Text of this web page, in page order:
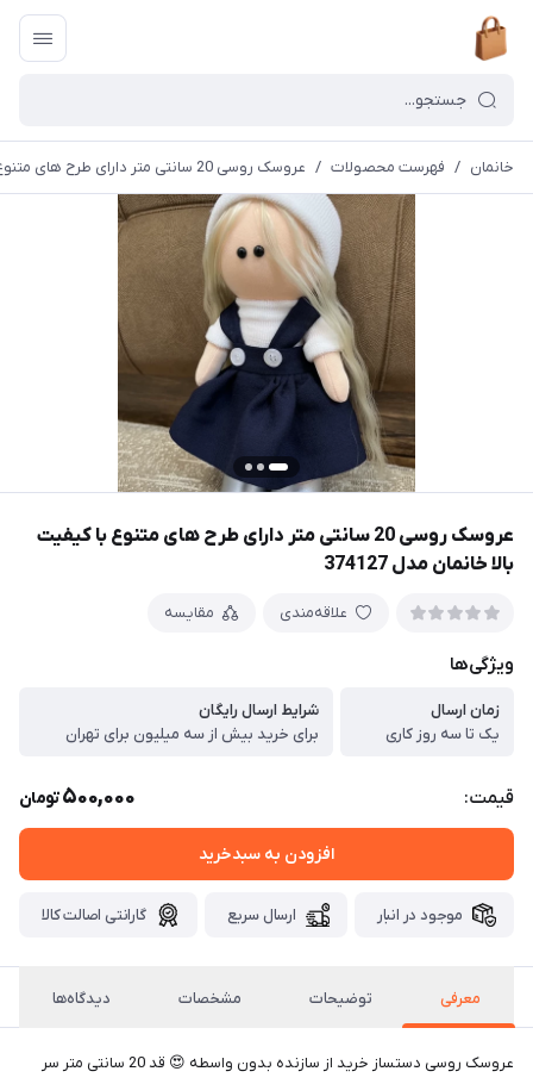
خانمان / فهرست محصولات / عروسک روسی 20 سانتی متر دارای طرح های متنوع با کیفیت بالا خانمان مدل 374127
عروسک روسی 20 سانتی متر دارای طرح های متنوع با کیفیت
بالا خانمان مدل 374127
علاقه‌مندی مقایسه
ویژگی‌ها
زمان ارسال
یک تا سه روز کاری
شرایط ارسال رایگان
برای خرید بیش از سه میلیون برای تهران
قیمت: 500,000تومان
افزودن به سبدخرید
موجود در انبار ارسال سریع گارانتی اصالت کالا
معرفی توضیحات مشخصات دیدگاه‌ها
عروسک روسی دستساز خرید از سازنده بدون واسطه 😍 قد 20 سانتی متر سر